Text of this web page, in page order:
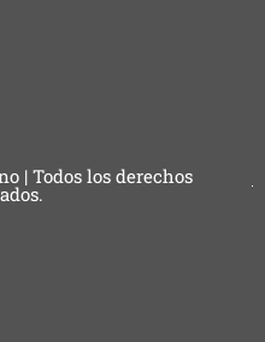
| Todos los derechos